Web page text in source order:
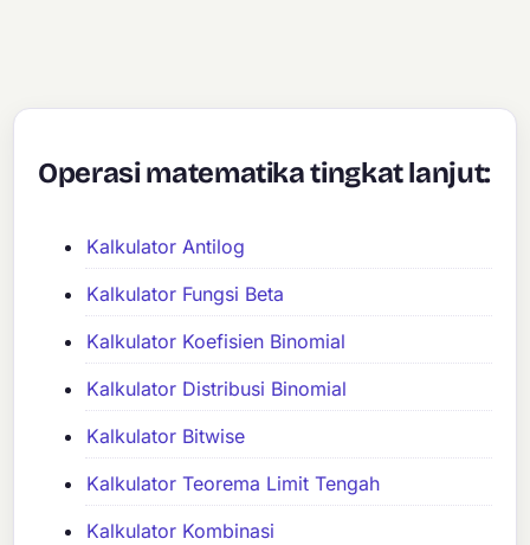
Operasi matematika tingkat lanjut:
Kalkulator Antilog
Kalkulator Fungsi Beta
Kalkulator Koefisien Binomial
Kalkulator Distribusi Binomial
Kalkulator Bitwise
Kalkulator Teorema Limit Tengah
Kalkulator Kombinasi